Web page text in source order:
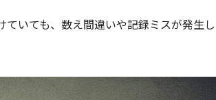
いても、数え間違いや記録ミスが発生し